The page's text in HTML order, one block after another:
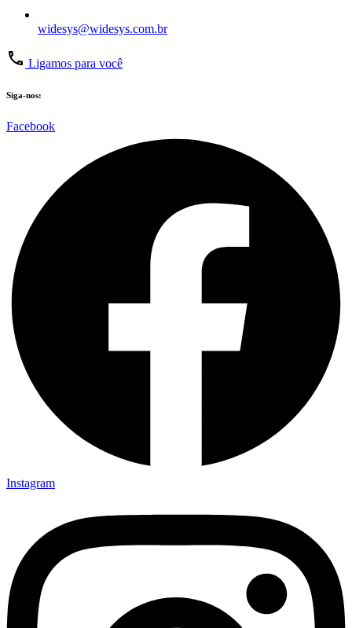
widesys@widesys.com.br
Ligamos para você
Siga-nos:
Facebook
Instagram